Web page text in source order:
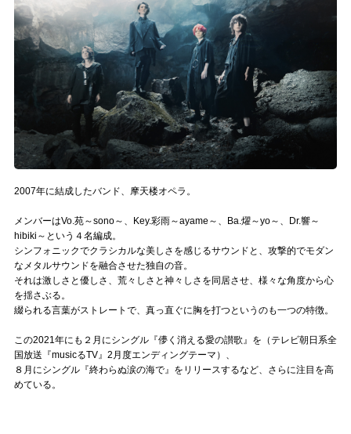
LINK
muevoクラウドファンディング
muevoコミュニティ
ぶいクラ！by muevo
ぶいコミュ！by muevo
ぶいマガ！ by muevo
Official SNS
2007年に結成したバンド、摩天楼オペラ。
メンバーはVo.苑～sono～、Key.彩雨～ayame～、Ba.燿～yo～、Dr.響～
hibiki～という４名編成。
シンフォニックでクラシカルな美しさを感じるサウンドと、攻撃的でモダン
なメタルサウンドを融合させた独自の音。
それは激しさと優しさ、荒々しさと神々しさを同居させ、様々な角度から心
を揺さぶる。
綴られる言葉がストレートで、真っ直ぐに胸を打つというのも一つの特徴。
この2021年にも２月にシングル『儚く消える愛の讃歌』を（テレビ朝日系全
国放送『musicるTV』2月度エンディングテーマ）、
８月にシングル『終わらぬ涙の海で』をリリースするなど、さらに注目を高
めている。